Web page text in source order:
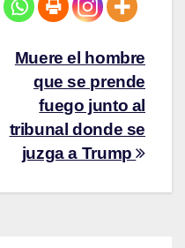
Muere el hombre
que se prende
fuego junto al
tribunal donde se
juzga a Trump